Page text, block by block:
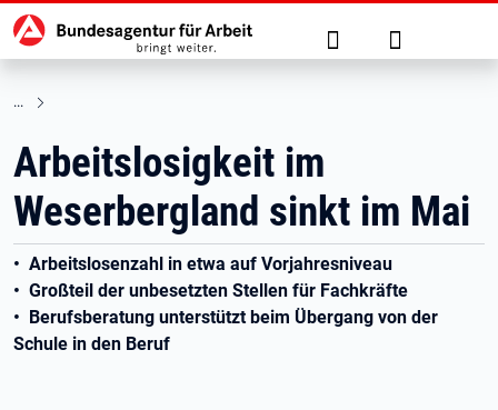
zu den Hauptinhalten springen
Hauptnavigation Suche Anmelden
Arbeitslosigkeit im
Weserbergland sinkt im Mai
• Arbeitslosenzahl in etwa auf Vorjahresniveau
• Großteil der unbesetzten Stellen für Fachkräfte
• Berufsberatung unterstützt beim Übergang von der
Schule in den Beruf